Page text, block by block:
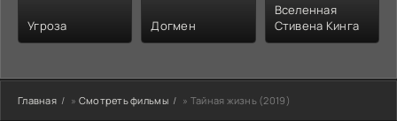
Угроза Догмен
Вселенная
Стивена Кинга
Главная » Смотреть фильмы » Тайная жизнь (2019)